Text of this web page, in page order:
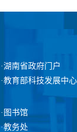
·湖南省政府门户
·教育部科技发展中心
·图书馆
·教务处